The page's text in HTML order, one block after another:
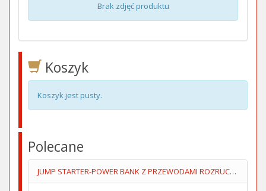
Brak zdjęć produktu
Koszyk
Koszyk jest pusty.
Polecane
JUMP STARTER-POWER BANK Z PRZEWODAMI ROZRUCHOWYMI+KOMPRESOR